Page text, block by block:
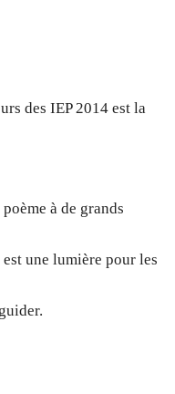
des IEP 2014 est la
à de grands
une lumière pour les